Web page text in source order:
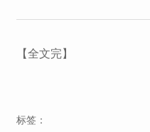
【全文完】
标签：